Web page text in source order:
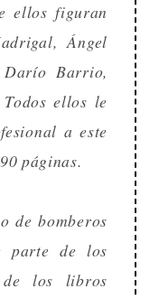
ellos figuran
Ángel
Darío Barrio,
ellos le
a este
páginas.
de bomberos
parte de los
los libros